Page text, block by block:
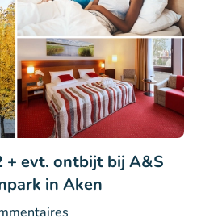
+ evt. ontbijt bij A&S
in Aken